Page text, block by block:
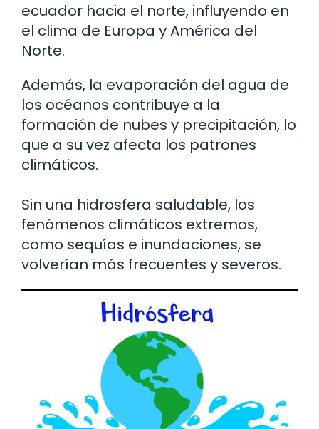
ecuador hacia el norte, influyendo en
el clima de Europa y América del
Norte.
Además, la evaporación del agua de
los océanos contribuye a la
formación de nubes y precipitación, lo
que a su vez afecta los patrones
climáticos.
Sin una hidrosfera saludable, los
fenómenos climáticos extremos,
como sequías e inundaciones, se
volverían más frecuentes y severos.